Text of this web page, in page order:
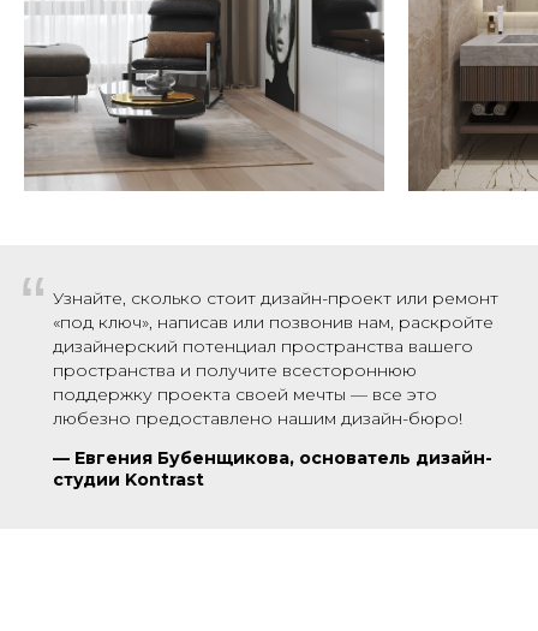
“ Узнайте, сколько стоит дизайн-проект или ремонт
«под ключ», написав или позвонив нам, раскройте
дизайнерский потенциал пространства вашего
пространства и получите всестороннюю
поддержку проекта своей мечты — все это
любезно предоставлено нашим дизайн-бюро!
— Евгения Бубенщикова, основатель дизайн-
студии Kontrast